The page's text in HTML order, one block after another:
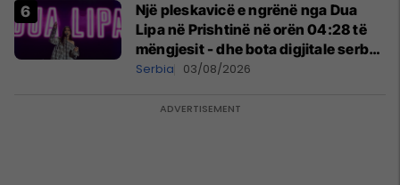
Një pleskavicë e ngrënë nga Dua
Lipa në Prishtinë në orën 04:28 të
mëngjesit - dhe bota digjitale serbe
shpall gjendjen e luftës
Serbia 03/08/2026